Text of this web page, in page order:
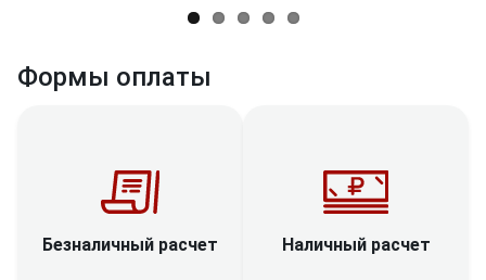
Формы оплаты
Безналичный расчет Наличный расчет